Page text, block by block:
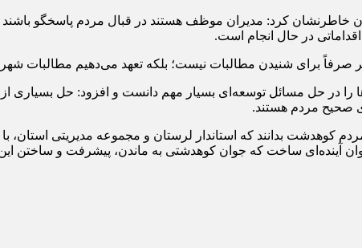
خاطرنشان کرد: مدیران موظف هستند در قبال مردم پاسخگو
در حال انجام است.
برای شنیدن مطالبات نیست؛ بلکه تعهد می‌دهیم مطالبات
را در حل مسائل توسعه‌ای بسیار مهم دانست و افزود: حل
صحیح مردم هستند.
کوهدشت بدانند که استاندار لرستان و مجموعه مدیریتی استان،
آینده‌ای ساخت که جوان کوهدشتی به ماندن، پیشرفت و ساختن